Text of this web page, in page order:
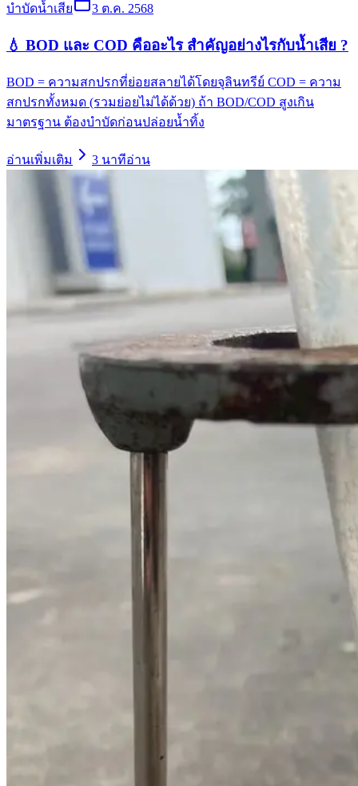
บำบัดน้ำเสีย 3 ต.ค. 2568
💧 BOD และ COD คืออะไร สำคัญอย่างไรกับน้ำเสีย ?
BOD = ความสกปรกที่ย่อยสลายได้โดยจุลินทรีย์ COD = ความ
สกปรกทั้งหมด (รวมย่อยไม่ได้ด้วย) ถ้า BOD/COD สูงเกิน
มาตรฐาน ต้องบำบัดก่อนปล่อยน้ำทิ้ง
อ่านเพิ่มเติม 3 นาทีอ่าน